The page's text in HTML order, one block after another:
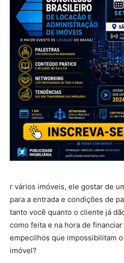
r vários imóveis, ele gostar de
para a entrada e condições de
tanto você quanto o cliente já
como feita e na hora de
empecilhos que impossibilitam
imóvel?